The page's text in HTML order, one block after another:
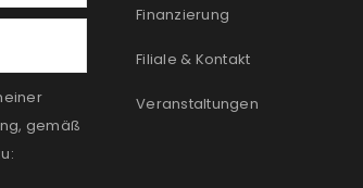
gemäß
Finanzierung
Filiale & Kontakt
Veranstaltungen